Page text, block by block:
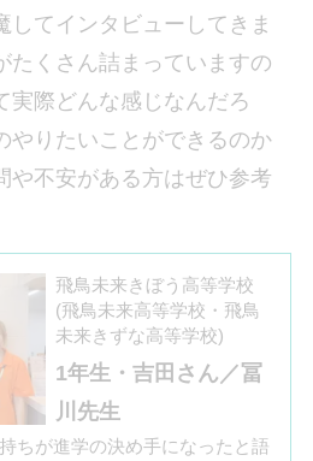
してインタビューしてきま
たくさん詰まっていますの
実際どんな感じなんだろ
やりたいことができるのか
不安がある方はぜひ参考
飛鳥未来きぼう高等学校
(飛鳥未来高等学校・飛鳥
未来きずな高等学校)
1年生・吉田さん／冨
川先生
ちが進学の決め手になったと語